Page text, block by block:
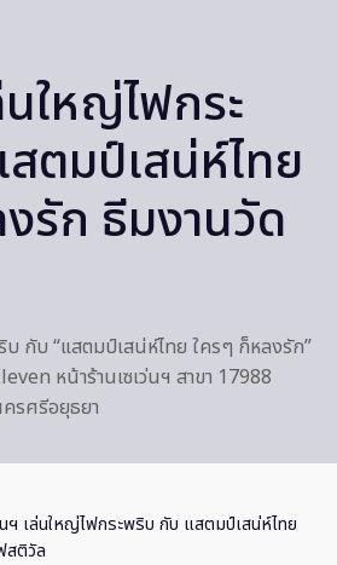
นใหญ่ไฟกระ
ตมป์เสน่ห์ไทย
รัก ธีมงานวัด
บ กับ “แสตมป์เสน่ห์ไทย ใครๆ ก็หลงรัก”
หน้าร้านเซเว่นฯ สาขา 17988
รศรีอยุธยา
นฯ เล่นใหญ่ไฟกระพริบ กับ แสตมป์เสน่ห์ไทย
สติวัล